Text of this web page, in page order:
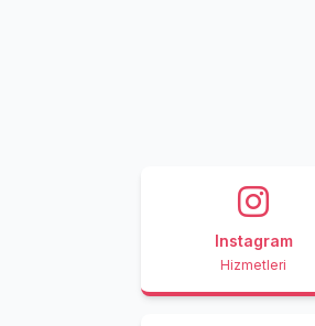
Instagram
Hizmetleri